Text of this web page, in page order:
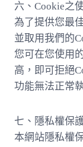
六、Cookie之
為了提供您最
並取用我們的
您可在您使用
高，即可拒絕
功能無法正常
七、隱私權保
本網站隱私權